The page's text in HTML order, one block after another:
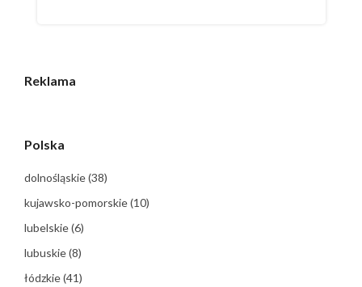
Reklama
Polska
dolnośląskie(38)
kujawsko-pomorskie(10)
lubelskie(6)
lubuskie(8)
łódzkie(41)